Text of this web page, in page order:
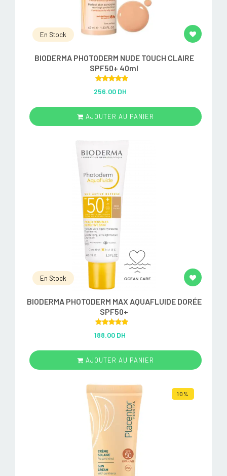
En Stock
BIODERMA PHOTODERM NUDE TOUCH CLAIRE
SPF50+ 40ml
out of 5
256.00 DH
AJOUTER AU PANIER
En Stock
BIODERMA PHOTODERM MAX AQUAFLUIDE DORÉE
SPF50+
out of 5
188.00 DH
AJOUTER AU PANIER
10%